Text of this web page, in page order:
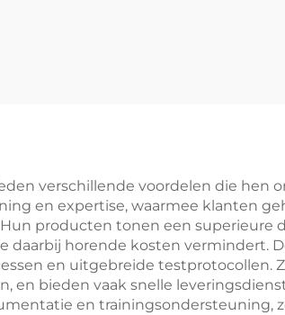
verschillende voordelen die hen
en expertise, waarmee klanten
producten tonen een
daarbij horende kosten
en uitgebreide testprotocollen.
en bieden vaak snelle
en trainingsondersteuning,